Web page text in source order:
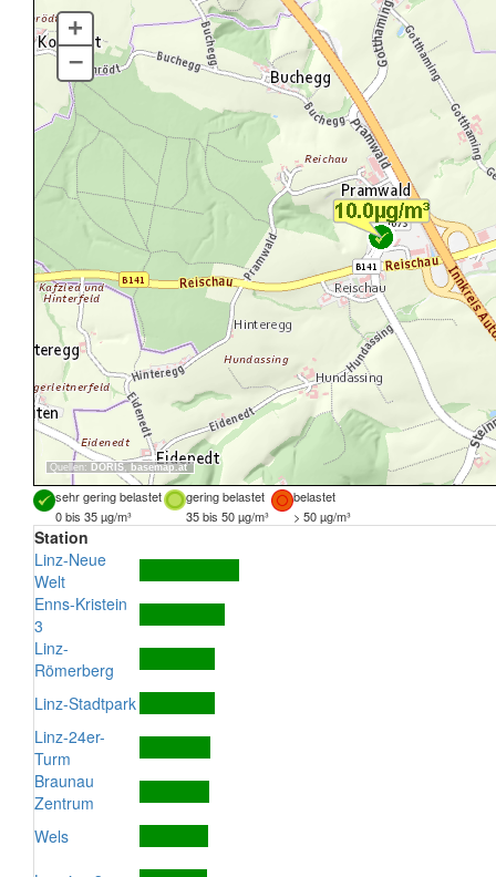
Quellen: DORIS, basemap.at
+
–
sehr gering belastet gering belastet
belastet
0 bis 35 µg/m³
35 bis 50 µg/m³ > 50 µg/m³
Station
Linz-Neue
Welt
Enns-Kristein
3
Linz-
Römerberg
Linz-Stadtpark
Linz-24er-
Turm
Braunau
Zentrum
Wels